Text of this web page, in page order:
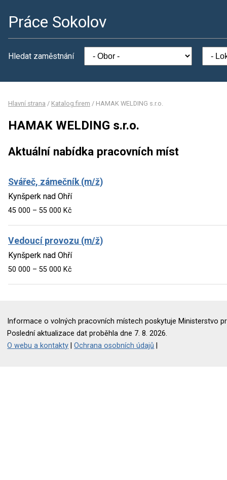
Práce Sokolov
Hledat zaměstnání
Hlavní strana / Katalog firem / HAMAK WELDING s.r.o.
HAMAK WELDING s.r.o.
Aktuální nabídka pracovních míst
Svářeč, zámečník (m/ž)
Kynšperk nad Ohří
45 000 – 55 000 Kč
Vedoucí provozu (m/ž)
Kynšperk nad Ohří
50 000 – 55 000 Kč
Informace o volných pracovních místech poskytuje Ministerstvo
Poslední aktualizace dat proběhla dne 7. 8. 2026.
O webu a kontakty |Ochrana osobních údajů